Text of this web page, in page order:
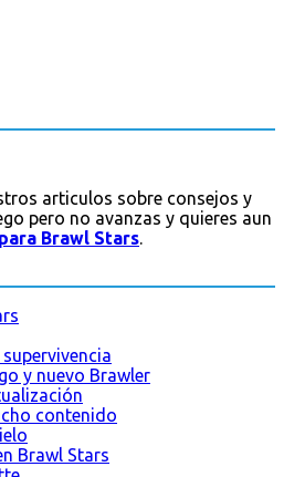
articulos sobre consejos y
pero no avanzas y quieres aun
Brawl Stars.
y nuevo Brawler
contenido
Brawl Stars